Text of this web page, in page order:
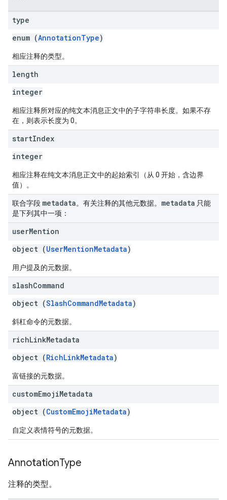
type
enum (AnnotationType)
相应注释的类型。
length
integer
相应注释所对应的纯文本消息正文中的子字符串长度。如果不存
在，则表示长度为 0。
startIndex
integer
相应注释在纯文本消息正文中的起始索引（从 0 开始，含边界
值）。
联合字段 metadata。有关注释的其他元数据。 metadata 只能
是下列其中一项：
userMention
object (UserMentionMetadata)
用户提及的元数据。
slashCommand
object (SlashCommandMetadata)
斜杠命令的元数据。
richLinkMetadata
object (RichLinkMetadata)
富链接的元数据。
customEmojiMetadata
object (CustomEmojiMetadata)
自定义表情符号的元数据。
AnnotationType
注释的类型。